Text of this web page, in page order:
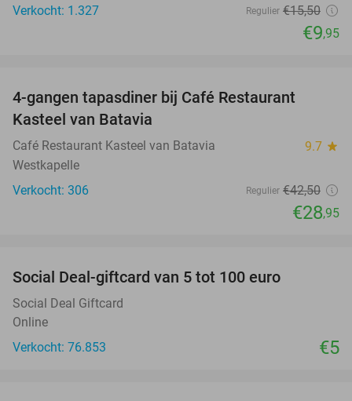
Verkocht: 1.327 Regulier €15,50
€9,95
4-gangen tapasdiner bij Café Restaurant
Kasteel van Batavia
Café Restaurant Kasteel van Batavia 9.7 star
Westkapelle
Verkocht: 306
Regulier €42,50
€28,95
Social Deal-giftcard van 5 tot 100 euro
Social Deal Giftcard
Online
Verkocht: 76.853
€5